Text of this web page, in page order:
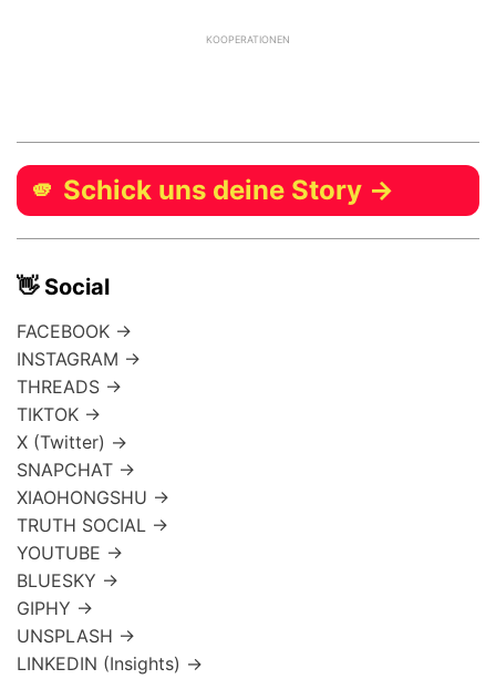
KOOPERATIONEN
🫵 Schick uns deine Story →
👋 Social
FACEBOOK →
INSTAGRAM →
THREADS →
TIKTOK →
X (Twitter) →
SNAPCHAT →
XIAOHONGSHU →
TRUTH SOCIAL →
YOUTUBE →
BLUESKY →
GIPHY →
UNSPLASH →
LINKEDIN (Insights) →